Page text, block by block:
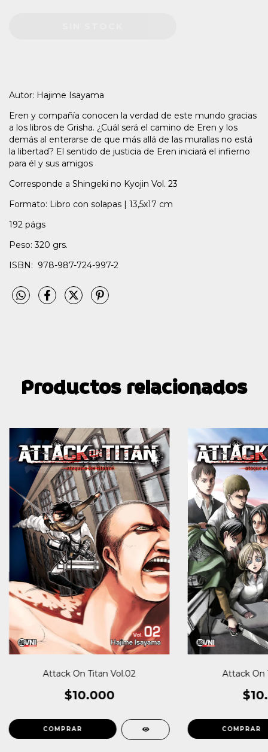
Autor: Hajime Isayama
Eren y compañía conocen la verdad de este mundo gracias
a los libros de Grisha. ¿Cuál será el camino de Eren y los
demás al enterarse de que más allá de las murallas no está
la libertad? El sentido de justicia de Eren iniciará el infierno
para él y sus amigos
Corresponde a Shingeki no Kyojin Vol. 23
Formato: Libro con solapas | 13,5x17 cm
192 págs
Peso: 320 grs.
ISBN: 978-987-724-997-2
Productos relacionados
Attack On Titan Vol.02
$10.000
Attack On